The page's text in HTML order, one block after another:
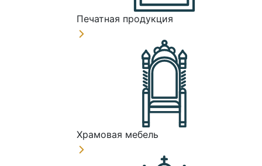
Печатная продукция
Храмовая мебель